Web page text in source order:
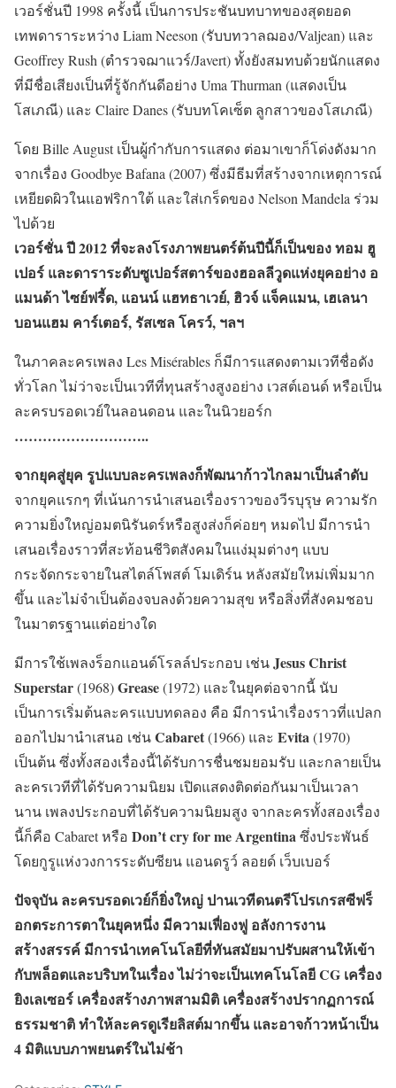
เวอร์ชั่นปี 1998 ครั้งนี้ เป็นการประชันบทบาทของสุดยอด
เทพดาราระหว่าง Liam Neeson (รับบทวาลฌอง/Valjean) และ
Geoffrey Rush (ตำรวจฌาแวร์/Javert) ทั้งยังสมทบด้วยนักแสดง
ที่มีชื่อเสียงเป็นที่รู้จักกันดีอย่าง Uma Thurman (แสดงเป็น
โสเภณี) และ Claire Danes (รับบทโคเซ็ต ลูกสาวของโสเภณี)
โดย Bille August เป็นผู้กำกับการแสดง ต่อมาเขาก็โด่งดังมาก
จากเรื่อง Goodbye Bafana (2007) ซึ่งมีธีมที่สร้างจากเหตุการณ์
เหยียดผิวในแอฟริกาใต้ และใส่เกร็ดของ Nelson Mandela ร่วม
ไปด้วย
เวอร์ชั่น ปี 2012 ที่จะลงโรงภาพยนตร์ต้นปีนี้ก็เป็นของ ทอม ฮู
เปอร์ และดาราระดับซูเปอร์สตาร์ของฮอลลีวูดแห่งยุคอย่าง อ
แมนด้า ไซย์ฟรี้ด, แอนน์ แฮทธาเวย์, ฮิวจ์ แจ็คแมน, เฮเลนา
บอนแฮม คาร์เตอร์, รัสเซล โครว์, ฯลฯ
ในภาคละครเพลง Les Misérables ก็มีการแสดงตามเวทีชื่อดัง
ทั่วโลก ไม่ว่าจะเป็นเวทีที่ทุนสร้างสูงอย่าง เวสต์เอนด์ หรือเป็น
ละครบรอดเวย์ในลอนดอน และในนิวยอร์ก
………………………..
จากยุคสู่ยุค รูปแบบละครเพลงก็พัฒนาก้าวไกลมาเป็นลำดับ
จากยุคแรกๆ ที่เน้นการนำเสนอเรื่องราวของวีรบุรุษ ความรัก
ความยิ่งใหญ่อมตนิรันดร์หรือสูงส่งก็ค่อยๆ หมดไป มีการนำ
เสนอเรื่องราวที่สะท้อนชีวิตสังคมในแง่มุมต่างๆ แบบ
กระจัดกระจายในสไตล์โพสต์ โมเดิร์น หลังสมัยใหม่เพิ่มมาก
ขึ้น และไม่จำเป็นต้องจบลงด้วยความสุข หรือสิ่งที่สังคมชอบ
ในมาตรฐานแต่อย่างใด
มีการใช้เพลงร็อกแอนด์โรลล์ประกอบ เช่นJesus Christ
Superstar(1968)Grease(1972) และในยุคต่อจากนี้ นับ
เป็นการเริ่มต้นละครแบบทดลอง คือ มีการนำเรื่องราวที่แปลก
ออกไปมานำเสนอ เช่นCabaret(1966) และ Evita(1970)
เป็นต้น ซึ่งทั้งสองเรื่องนี้ได้รับการชื่นชมยอมรับ และกลายเป็น
ละครเวทีที่ได้รับความนิยม เปิดแสดงติดต่อกันมาเป็นเวลา
นาน เพลงประกอบที่ได้รับความนิยมสูง จากละครทั้งสองเรื่อง
นี้ก็คือ Cabaret หรือ Don’t cry for me Argentinaซึ่งประพันธ์
โดยกูรูแห่งวงการระดับซียน แอนดรูว์ ลอยด์ เว็บเบอร์
ปัจจุบัน ละครบรอดเวย์ก็ยิ่งใหญ่ ปานเวทีดนตรีโปรเกรสซีฟร็
อกตระการตาในยุคหนึ่ง มีความเฟื่องฟู อลังการงาน
สร้างสรรค์ มีการนำเทคโนโลยีที่ทันสมัยมาปรับผสานให้เข้า
กับพล็อตและบริบทในเรื่อง ไม่ว่าจะเป็นเทคโนโลยี CG เครื่อง
ยิงเลเซอร์ เครื่องสร้างภาพสามมิติ เครื่องสร้างปรากฏการณ์
ธรรมชาติ ทำให้ละครดูเรียลิสต์มากขึ้น และอาจก้าวหน้าเป็น
4 มิติแบบภาพยนตร์ในไม่ช้า